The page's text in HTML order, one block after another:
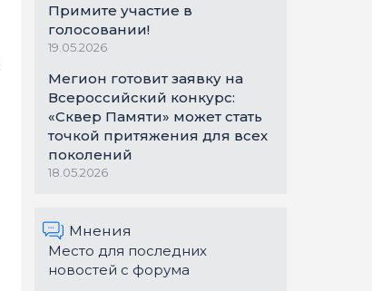
Примите участие в
голосовании!
19.05.2026
Мегион готовит заявку на
Всероссийский конкурс:
«Сквер Памяти» может стать
точкой притяжения для всех
поколений
18.05.2026
Мнения
Место для последних
новостей с форума